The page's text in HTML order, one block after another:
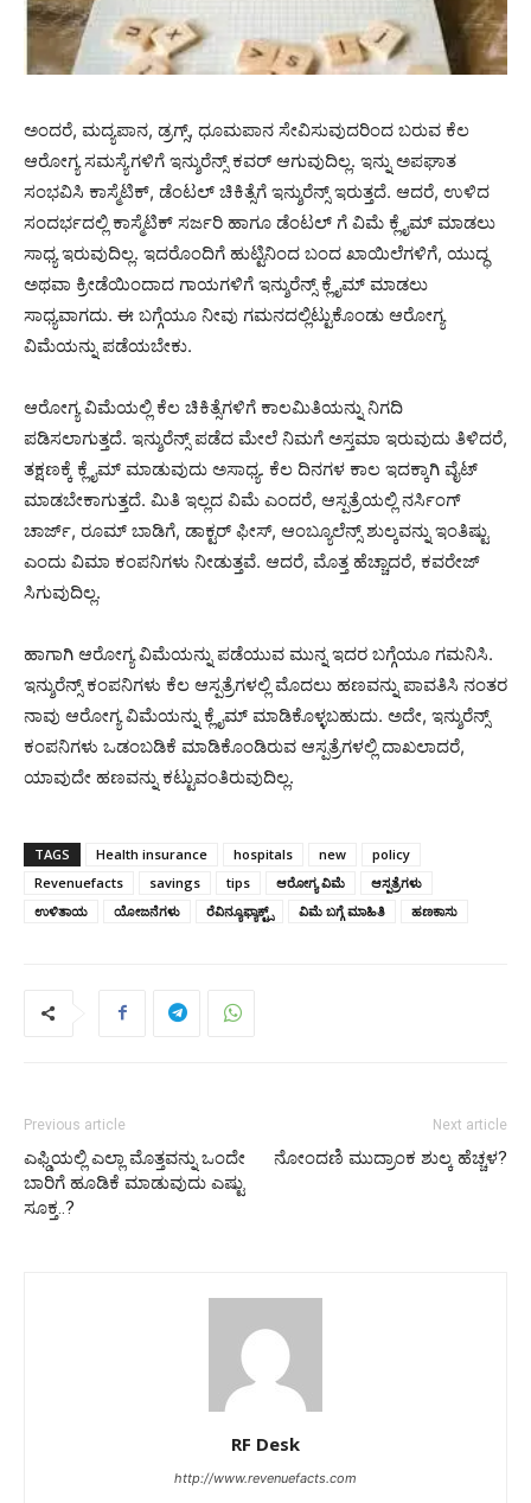
ಅಂದರೆ, ಮದ್ಯಪಾನ, ಡ್ರಗ್ಸ್, ಧೂಮಪಾನ ಸೇವಿಸುವುದರಿಂದ ಬರುವ ಕೆಲ
ಆರೋಗ್ಯ ಸಮಸ್ಯೆಗಳಿಗೆ ಇನ್ಶುರೆನ್ಸ್ ಕವರ್ ಆಗುವುದಿಲ್ಲ. ಇನ್ನು ಅಪಘಾತ
ಸಂಭವಿಸಿ ಕಾಸ್ಮೆಟಿಕ್, ಡೆಂಟಲ್ ಚಿಕಿತ್ಸೆಗೆ ಇನ್ಶುರೆನ್ಸ್ ಇರುತ್ತದೆ. ಆದರೆ, ಉಳಿದ
ಸಂದರ್ಭದಲ್ಲಿ ಕಾಸ್ಮೆಟಿಕ್ ಸರ್ಜರಿ ಹಾಗೂ ಡೆಂಟಲ್ ಗೆ ವಿಮೆ ಕ್ಲೈಮ್ ಮಾಡಲು
ಸಾಧ್ಯ ಇರುವುದಿಲ್ಲ. ಇದರೊಂದಿಗೆ ಹುಟ್ಟಿನಿಂದ ಬಂದ ಖಾಯಿಲೆಗಳಿಗೆ, ಯುದ್ಧ
ಅಥವಾ ಕ್ರೀಡೆಯಿಂದಾದ ಗಾಯಗಳಿಗೆ ಇನ್ಶುರೆನ್ಸ್ ಕ್ಲೈಮ್ ಮಾಡಲು
ಸಾಧ್ಯವಾಗದು. ಈ ಬಗ್ಗೆಯೂ ನೀವು ಗಮನದಲ್ಲಿಟ್ಟುಕೊಂಡು ಆರೋಗ್ಯ
ವಿಮೆಯನ್ನು ಪಡೆಯಬೇಕು.
ಆರೋಗ್ಯ ವಿಮೆಯಲ್ಲಿ ಕೆಲ ಚಿಕಿತ್ಸೆಗಳಿಗೆ ಕಾಲಮಿತಿಯನ್ನು ನಿಗದಿ
ಪಡಿಸಲಾಗುತ್ತದೆ. ಇನ್ಶುರೆನ್ಸ್ ಪಡೆದ ಮೇಲೆ ನಿಮಗೆ ಅಸ್ತಮಾ ಇರುವುದು ತಿಳಿದರೆ,
ತಕ್ಷಣಕ್ಕೆ ಕ್ಲೈಮ್ ಮಾಡುವುದು ಅಸಾಧ್ಯ. ಕೆಲ ದಿನಗಳ ಕಾಲ ಇದಕ್ಕಾಗಿ ವೈಟ್
ಮಾಡಬೇಕಾಗುತ್ತದೆ. ಮಿತಿ ಇಲ್ಲದ ವಿಮೆ ಎಂದರೆ, ಆಸ್ಪತ್ರೆಯಲ್ಲಿ ನರ್ಸಿಂಗ್
ಚಾರ್ಜ್, ರೂಮ್ ಬಾಡಿಗೆ, ಡಾಕ್ಟರ್ ಫೀಸ್, ಆಂಬ್ಯೂಲೆನ್ಸ್ ಶುಲ್ಕವನ್ನು ಇಂತಿಷ್ಟು
ಎಂದು ವಿಮಾ ಕಂಪನಿಗಳು ನೀಡುತ್ತವೆ. ಆದರೆ, ಮೊತ್ತ ಹೆಚ್ಚಾದರೆ, ಕವರೇಜ್
ಸಿಗುವುದಿಲ್ಲ.
ಹಾಗಾಗಿ ಆರೋಗ್ಯ ವಿಮೆಯನ್ನು ಪಡೆಯುವ ಮುನ್ನ ಇದರ ಬಗ್ಗೆಯೂ ಗಮನಿಸಿ.
ಇನ್ಶುರೆನ್ಸ್ ಕಂಪನಿಗಳು ಕೆಲ ಆಸ್ಪತ್ರೆಗಳಲ್ಲಿ ಮೊದಲು ಹಣವನ್ನು ಪಾವತಿಸಿ ನಂತರ
ನಾವು ಆರೋಗ್ಯ ವಿಮೆಯನ್ನು ಕ್ಲೈಮ್ ಮಾಡಿಕೊಳ್ಳಬಹುದು. ಅದೇ, ಇನ್ಶುರೆನ್ಸ್
ಕಂಪನಿಗಳು ಒಡಂಬಡಿಕೆ ಮಾಡಿಕೊಂಡಿರುವ ಆಸ್ಪತ್ರೆಗಳಲ್ಲಿ ದಾಖಲಾದರೆ,
ಯಾವುದೇ ಹಣವನ್ನು ಕಟ್ಟುವಂತಿರುವುದಿಲ್ಲ.
TAGS Health insurance hospitals new
policy
Revenuefacts
savings tips ಆರೋಗ್ಯ ವಿಮೆ
ಆಸ್ಪತ್ರೆಗಳು
ಉಳಿತಾಯ
ಯೋಜನೆಗಳು ರೆವಿನ್ಯೂಫ್ಯಾಕ್ಟ್ಸ್ ವಿಮೆ ಬಗ್ಗೆ ಮಾಹಿತಿ ಹಣಕಾಸು
Previous article
ಎಫ್ಡಿಯಲ್ಲಿ ಎಲ್ಲಾ ಮೊತ್ತವನ್ನು ಒಂದೇ
ಬಾರಿಗೆ ಹೂಡಿಕೆ ಮಾಡುವುದು ಎಷ್ಟು
ಸೂಕ್ತ..?
Next article
ನೋಂದಣಿ ಮುದ್ರಾಂಕ ಶುಲ್ಕ ಹೆಚ್ಚಳ?
RF Desk
http://www.revenuefacts.com